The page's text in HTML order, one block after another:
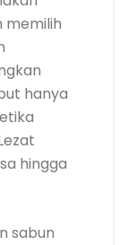
memilih
hanya
hingga
sabun